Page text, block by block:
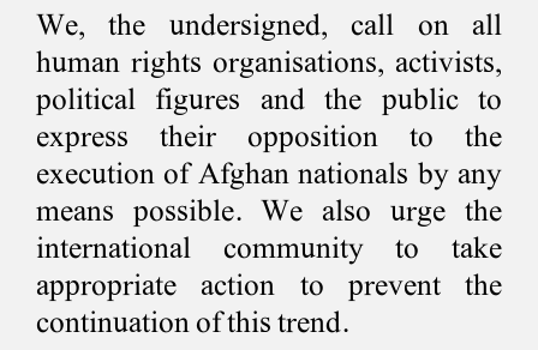
We, the undersigned, call on all
human rights organisations, activists,
political figures and the public to
express their opposition to the
execution of Afghan nationals by any
means possible. We also urge the
international community to take
appropriate action to prevent the
continuation of this trend.